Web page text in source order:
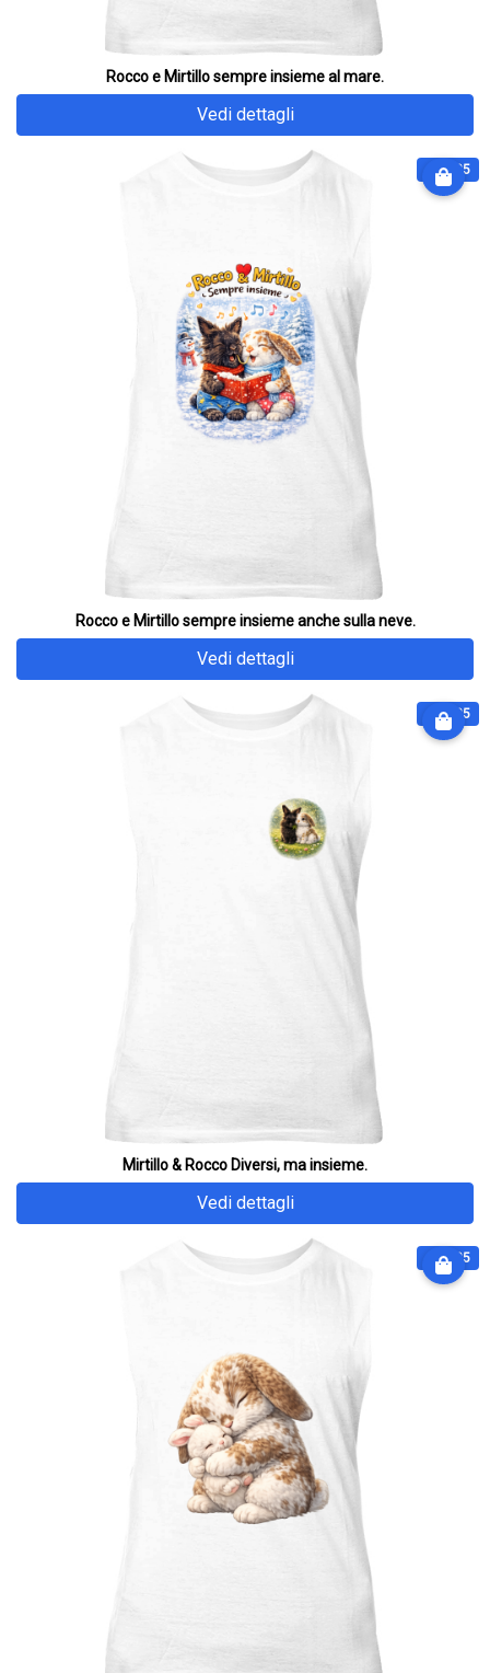
Rocco e Mirtillo sempre insieme al mare.
Vedi dettagli
€ 32.25
Rocco e Mirtillo sempre insieme anche sulla neve.
Vedi dettagli
€ 32.25
Mirtillo & Rocco Diversi, ma insieme.
Vedi dettagli
€ 32.25